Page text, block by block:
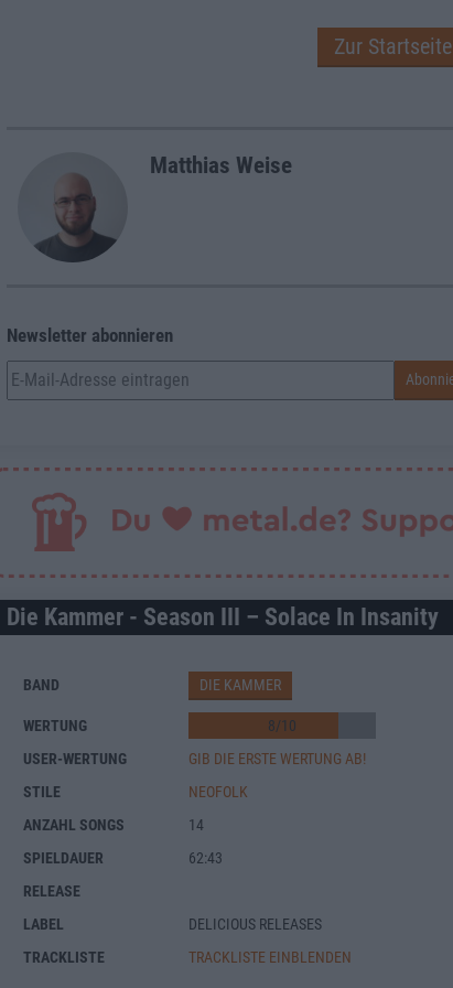
Zur Startseite
Matthias Weise
Newsletter abonnieren
Die Kammer - Season III – Solace In Insanity
BAND DIE KAMMER
WERTUNG 8/10
USER-WERTUNG
GIB DIE ERSTE WERTUNG AB!
STILE
NEOFOLK
ANZAHL SONGS
14
SPIELDAUER
62:43
RELEASE
LABEL
DELICIOUS RELEASES
TRACKLISTE
TRACKLISTE EINBLENDEN